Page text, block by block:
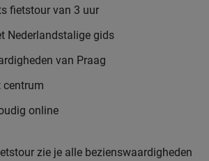
fietstour van 3 uur
Nederlandstalige gids
van Praag
centrum
online
zie je alle bezienswaardigheden